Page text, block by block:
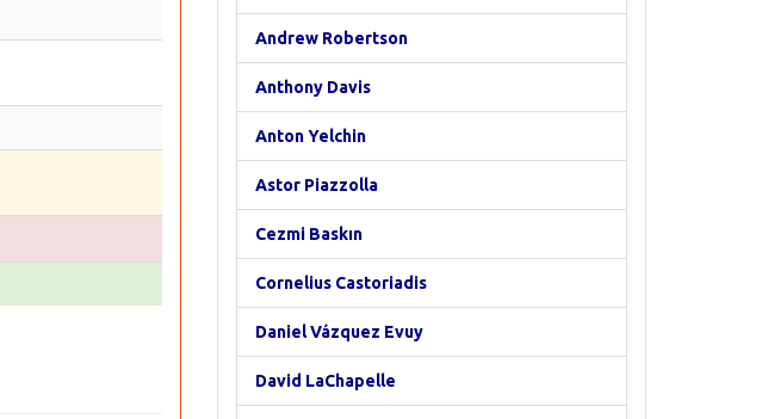
Andrew Robertson
Anthony Davis
Anton Yelchin
Astor Piazzolla
Cezmi Baskın
Cornelius Castoriadis
Daniel Vázquez Evuy
David LaChapelle